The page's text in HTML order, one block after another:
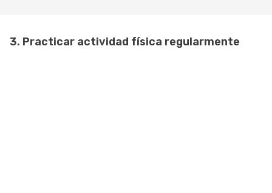
3. Practicar actividad física regularmente